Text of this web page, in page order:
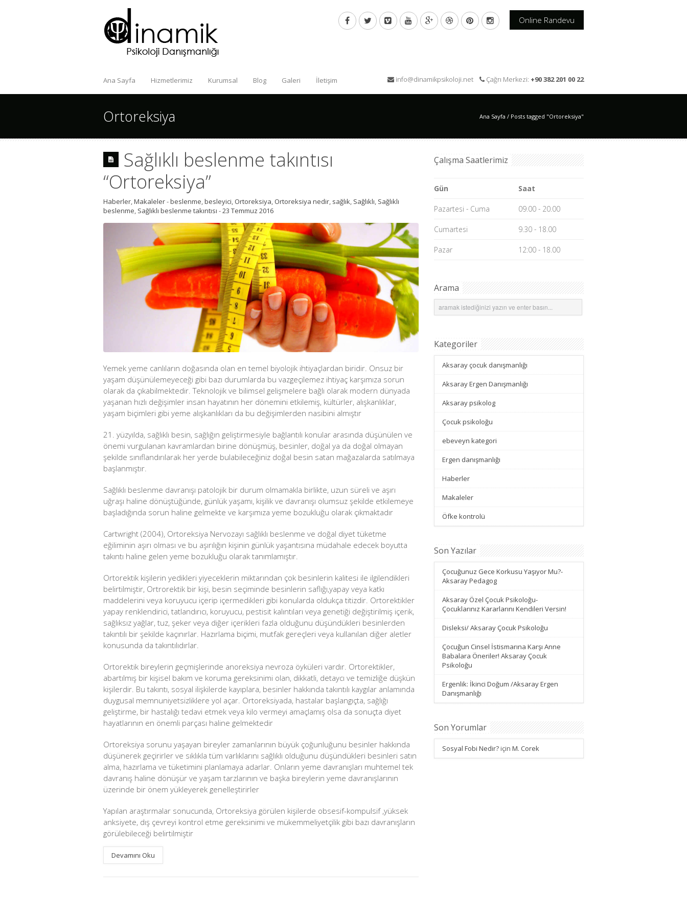
Online Randevu
Ana Sayfa Hizmetlerimiz Kurumsal Blog Galeri İletişim info@dinamikpsikoloji.net Çağrı Merkezi: +90 382 201 00 22
Ortoreksiya Ana Sayfa / Posts tagged "Ortoreksiya"
Sağlıklı beslenme takıntısı
“Ortoreksiya”
Haberler,Makaleler-beslenme,besleyici, Ortoreksiya, Ortoreksiya nedir, sağlık, Sağlıklı, Sağlıklı
beslenme, Sağlıklı beslenme takıntısı -23 Temmuz 2016
Yemek yeme canlıların doğasında olan en temel biyolojik ihtiyaçlardan biridir. Onsuz bir
yaşam düşünülemeyeceği gibi bazı durumlarda bu vazgeçilemez ihtiyaç karşımıza sorun
olarak da çıkabilmektedir. Teknolojik ve bilimsel gelişmelere bağlı olarak modern dünyada
yaşanan hızlı değişimler insan hayatının her dönemini etkilemiş, kültürler, alışkanlıklar,
yaşam biçimleri gibi yeme alışkanlıkları da bu değişimlerden nasibini almıştır
21. yüzyılda, sağlıklı besin, sağlığın geliştirmesiyle bağlantılı konular arasında düşünülen ve
önemi vurgulanan kavramlardan birine dönüşmüş, besinler, doğal ya da doğal olmayan
şekilde sınıflandırılarak her yerde bulabileceğiniz doğal besin satan mağazalarda satılmaya
başlanmıştır.
Sağlıklı beslenme davranışı patolojik bir durum olmamakla birlikte, uzun süreli ve aşırı
uğraşı haline dönüştüğünde, günlük yaşamı, kişilik ve davranışı olumsuz şekilde etkilemeye
başladığında sorun haline gelmekte ve karşımıza yeme bozukluğu olarak çıkmaktadır
Cartwright (2004), Ortoreksiya Nervozayı sağlıklı beslenme ve doğal diyet tüketme
eğiliminin aşırı olması ve bu aşırılığın kişinin günlük yaşantısına müdahale edecek boyutta
takıntı haline gelen yeme bozukluğu olarak tanımlamıştır.
Ortorektik kişilerin yedikleri yiyeceklerin miktarından çok besinlerin kalitesi ile ilgilendikleri
belirtilmiştir, Ortrorektik bir kişi, besin seçiminde besinlerin saflığı,yapay veya katkı
maddelerini veya koruyucu içerip içermedikleri gibi konularda oldukça titizdir. Ortorektikler
yapay renklendirici, tatlandırıcı, koruyucu, pestisit kalıntıları veya genetiği değiştirilmiş içerik,
sağlıksız yağlar, tuz, şeker veya diğer içerikleri fazla olduğunu düşündükleri besinlerden
takıntılı bir şekilde kaçınırlar. Hazırlama biçimi, mutfak gereçleri veya kullanılan diğer aletler
konusunda da takıntılıdırlar.
Ortorektik bireylerin geçmişlerinde anoreksiya nevroza öyküleri vardır. Ortorektikler,
abartılmış bir kişisel bakım ve koruma gereksinimi olan, dikkatli, detaycı ve temizliğe düşkün
kişilerdir. Bu takıntı, sosyal ilişkilerde kayıplara, besinler hakkında takıntılı kaygılar anlamında
duygusal memnuniyetsizliklere yol açar. Ortoreksiyada, hastalar başlangıçta, sağlığı
geliştirme, bir hastalığı tedavi etmek veya kilo vermeyi amaçlamış olsa da sonuçta diyet
hayatlarının en önemli parçası haline gelmektedir
Ortoreksiya sorunu yaşayan bireyler zamanlarının büyük çoğunluğunu besinler hakkında
düşünerek geçirirler ve sıklıkla tüm varlıklarını sağlıklı olduğunu düşündükleri besinleri satın
alma, hazırlama ve tüketimini planlamaya adarlar. Onların yeme davranışları muhtemel tek
davranış haline dönüşür ve yaşam tarzlarının ve başka bireylerin yeme davranışlarının
üzerinde bir önem yükleyerek genelleştirirler
Yapılan araştırmalar sonucunda, Ortoreksiya görülen kişilerde obsesif-kompulsif ,yüksek
anksiyete, dış çevreyi kontrol etme gereksinimi ve mükemmeliyetçilik gibi bazı davranışların
görülebileceği belirtilmiştir
Devamını Oku
Çalışma Saatlerimiz
Gün Saat
Pazartesi - Cuma 09.00 - 20.00
Cumartesi 9.30 - 18.00
Pazar 12:00 - 18.00
Arama
Kategoriler
Aksaray çocuk danışmanlığı
Aksaray Ergen Danışmanlığı
Aksaray psikolog
Çocuk psikoloğu
ebeveyn kategori
Ergen danışmanlığı
Haberler
Makaleler
Öfke kontrolü
Son Yazılar
Çocuğunuz Gece Korkusu Yaşıyor Mu?-
Aksaray Pedagog
Aksaray Özel Çocuk Psikoloğu-
Çocuklarınız Kararlarını Kendileri Versin!
Disleksi/ Aksaray Çocuk Psikoloğu
Çocuğun Cinsel İstismarına Karşı Anne
Babalara Öneriler! Aksaray Çocuk
Psikoloğu
Ergenlik: İkinci Doğum /Aksaray Ergen
Danışmanlığı
Son Yorumlar
Sosyal Fobi Nedir?için M. Corek